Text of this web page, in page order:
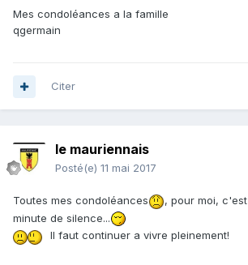
Mes condoléances a la famille
qgermain
Citer
le mauriennais
Posté(e) 11 mai 2017
Toutes mes condoléances
, pour moi,
minute de silence...
Il faut continuer a vivre pleinement!